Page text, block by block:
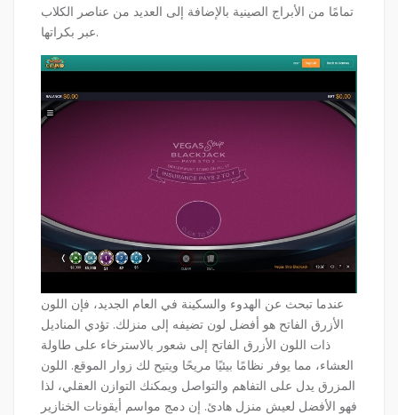
تمامًا من الأبراج الصينية بالإضافة إلى العديد من عناصر الكلاب
عبر بكراتها.
عندما تبحث عن الهدوء والسكينة في العام الجديد، فإن اللون
الأزرق الفاتح هو أفضل لون تضيفه إلى منزلك. تؤدي المناديل
ذات اللون الأزرق الفاتح إلى شعور بالاسترخاء على طاولة
العشاء، مما يوفر نظامًا بيئيًا مريحًا ويتيح لك زوار الموقع. اللون
المزرق يدل على التفاهم والتواصل ويمكنك التوازن العقلي، لذا
فهو الأفضل لعيش منزل هادئ. إن دمج مواسم أيقونات الخنازير